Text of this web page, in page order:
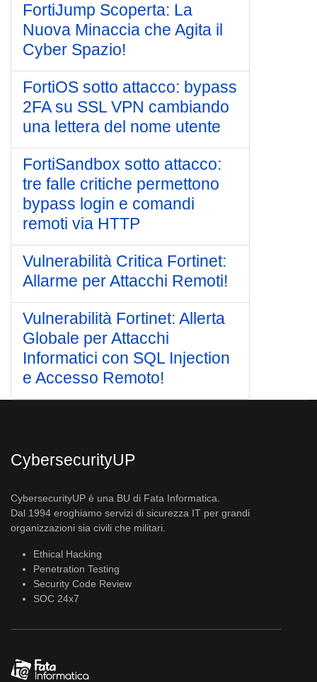
FortiJump Scoperta: La
Nuova Minaccia che Agita il
Cyber Spazio!
FortiOS sotto attacco: bypass
2FA su SSL VPN cambiando
una lettera del nome utente
FortiSandbox sotto attacco:
tre falle critiche permettono
bypass login e comandi
remoti via HTTP
Vulnerabilità Critica Fortinet:
Allarme per Attacchi Remoti!
Vulnerabilità Fortinet: Allerta
Globale per Attacchi
Informatici con SQL Injection
e Accesso Remoto!
CybersecurityUP
CybersecurityUP è una BU di Fata Informatica.
Dal 1994 eroghiamo servizi di sicurezza IT per grandi
organizzazioni sia civili che militari.
Ethical Hacking
Penetration Testing
Security Code Review
SOC 24x7